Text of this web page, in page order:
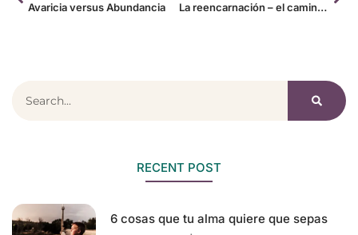
Avaricia versus Abundancia
La reencarnación – el camino de crecimiento del alma
RECENT POST
6 cosas que tu alma quiere que sepas